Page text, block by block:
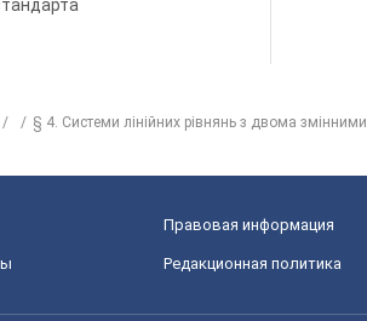
§ 4. Системи лінійних рівнянь з двома змінними
Правовая информация
Редакционная политика